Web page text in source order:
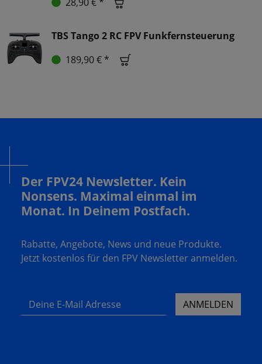
TBS Tango 2 RC FPV Funkfernsteuerung
189,90 € *
Der FPV24 Newsletter. Kein
Nonsens. Maximal einmal im
Monat. In Deinem Postfach.
Rabatte, Angebote, News und neue Produkte.
Jetzt kostenlos für den FPV Newsletter anmelden.
Deine E-Mail Adresse ANMELDEN